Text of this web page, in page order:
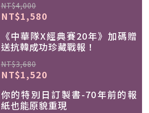
NT$4,000
NT$1,580
《中華隊X經典賽20年》加碼贈
送抗韓成功珍藏戰報！
NT$3,680
NT$1,520
你的特別日訂製書-70年前的報
紙也能原貌重現